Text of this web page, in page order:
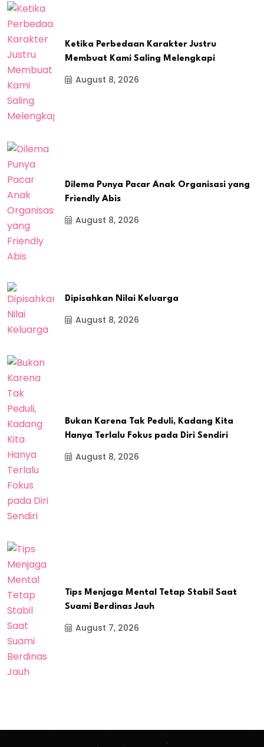
Ketika Perbedaan Karakter Justru
Membuat Kami Saling Melengkapi
August 8, 2026
Dilema Punya Pacar Anak Organisasi yang
Friendly Abis
August 8, 2026
Dipisahkan Nilai Keluarga
August 8, 2026
Bukan Karena Tak Peduli, Kadang Kita
Hanya Terlalu Fokus pada Diri Sendiri
August 8, 2026
Tips Menjaga Mental Tetap Stabil Saat
Suami Berdinas Jauh
August 7, 2026